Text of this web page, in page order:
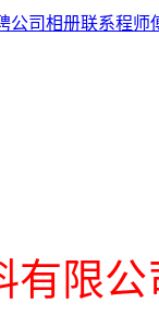
公司相册联系程师
有限公